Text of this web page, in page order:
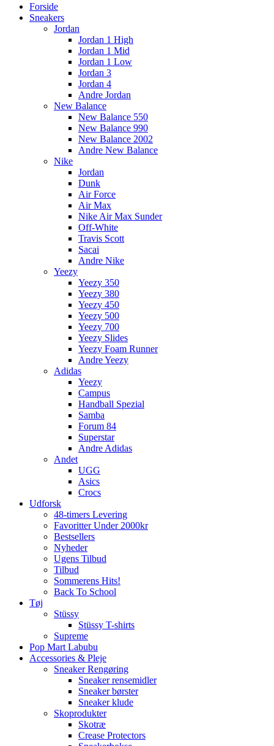
Forside
Sneakers
Jordan
Jordan 1 High
Jordan 1 Mid
Jordan 1 Low
Jordan 3
Jordan 4
Andre Jordan
New Balance
New Balance 550
New Balance 990
New Balance 2002
Andre New Balance
Nike
Jordan
Dunk
Air Force
Air Max
Nike Air Max Sunder
Off-White
Travis Scott
Sacai
Andre Nike
Yeezy
Yeezy 350
Yeezy 380
Yeezy 450
Yeezy 500
Yeezy 700
Yeezy Slides
Yeezy Foam Runner
Andre Yeezy
Adidas
Yeezy
Campus
Handball Spezial
Samba
Forum 84
Superstar
Andre Adidas
Andet
UGG
Asics
Crocs
Udforsk
48-timers Levering
Favoritter Under 2000kr
Bestsellers
Nyheder
Ugens Tilbud
Tilbud
Sommerens Hits!
Back To School
Tøj
Stüssy
Stüssy T-shirts
Supreme
Pop Mart Labubu
Accessories & Pleje
Sneaker Rengøring
Sneaker rensemidler
Sneaker børster
Sneaker klude
Skoprodukter
Skotræ
Crease Protectors